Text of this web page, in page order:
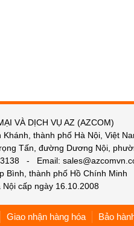
VÀ DỊCH VỤ AZ (AZCOM)
thành phố Hà Nội, Việt
Tấn, đường Dương Nội,
- Email:
Bình, thành phố Hồ Chính Minh
cấp ngày 16.10.2008
Giao nhận hàng hóa Bảo